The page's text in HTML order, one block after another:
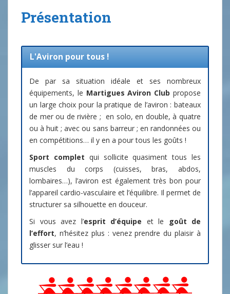
Présentation
L'Aviron pour tous !
De par sa situation idéale et ses nombreux
équipements, le Martigues Aviron Club propose
un large choix pour la pratique de l’aviron : bateaux
de mer ou de rivière ; en solo, en double, à quatre
ou à huit ; avec ou sans barreur ; en randonnées ou
en compétitions… il y en a pour tous les goûts !
Sport complet qui sollicite quasiment tous les
muscles du corps (cuisses, bras, abdos,
lombaires…), l’aviron est également très bon pour
l’appareil cardio-vasculaire et l’équilibre. Il permet de
structurer sa silhouette en douceur.
Si vous avez l’esprit d’équipe et le
goût de
l’effort, n’hésitez plus : venez prendre du plaisir à
glisser sur l’eau !